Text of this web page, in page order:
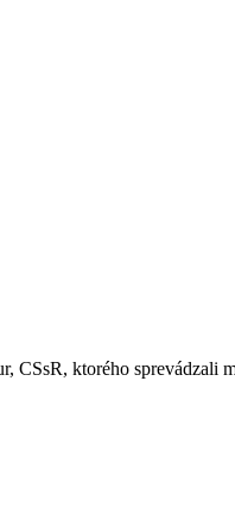
CSsR, ktorého sprevádzali